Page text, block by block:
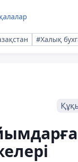
#Халық